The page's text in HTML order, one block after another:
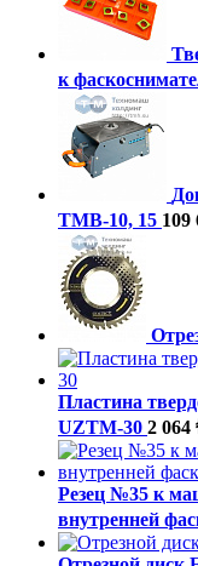
к
ТМВ-10, 15 109
Пластина
UZTM-30 2 064
Резец №35 к
внутренней